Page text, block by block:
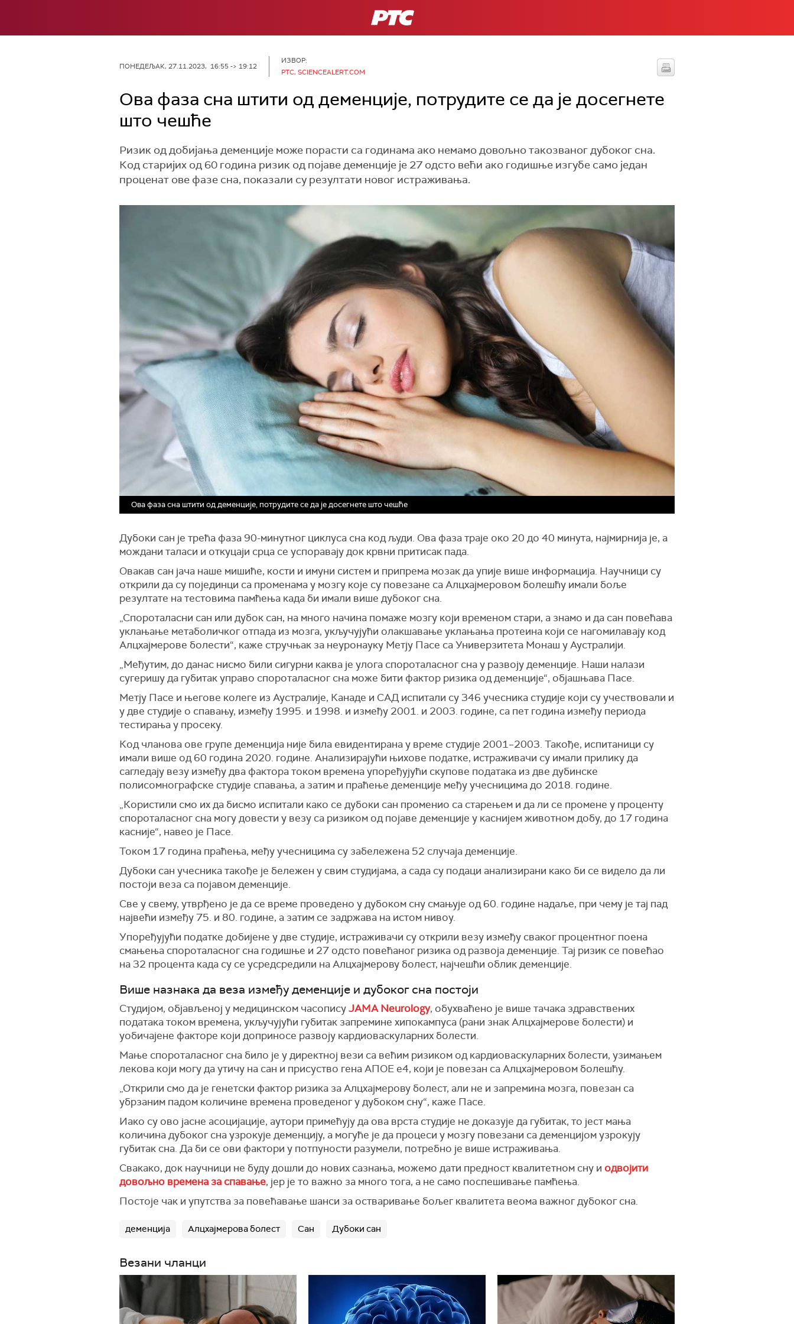
РТС
ПОНЕДЕЉАК, 27.11.2023, 16:55 -> 19:12
ИЗВОР:
РТС, SCIENCEALERT.COM
Ова фаза сна штити од деменције, потрудите се да је досегнете
што чешће
Ризик од добијања деменције може порасти са годинама ако немамо довољно такозваног дубоког сна.
Код старијих од 60 година ризик од појаве деменције је 27 одсто већи ако годишње изгубе само један
проценат ове фазе сна, показали су резултати новог истраживања.
Ова фаза сна штити од деменције, потрудите се да је досегнете што чешће
Дубоки сан је трећа фаза 90-минутног циклуса сна код људи. Ова фаза траје око 20 до 40 минута, најмирнија је, а
мождани таласи и откуцаји срца се успоравају док крвни притисак пада.
Овакав сан јача наше мишиће, кости и имуни систем и припрема мозак да упије више информација. Научници су
открили да су појединци са променама у мозгу које су повезане са Алцхајмеровом болешћу имали боље
резултате на тестовима памћења када би имали више дубоког сна.
„Спороталасни сан или дубок сан, на много начина помаже мозгу који временом стари, а знамо и да сан повећава
уклањање метаболичког отпада из мозга, укључујући олакшавање уклањања протеина који се нагомилавају код
Алцхајмерове болести“, каже стручњак за неуронауку Метју Пасе са Универзитета Монаш у Аустралији.
„Међутим, до данас нисмо били сигурни каква је улога спороталасног сна у развоју деменције. Наши налази
сугеришу да губитак управо спороталасног сна може бити фактор ризика од деменције“, објашњава Пасе.
Метју Пасе и његове колеге из Аустралије, Канаде и САД испитали су 346 учесника студије који су учествовали и
у две студије о спавању, између 1995. и 1998. и између 2001. и 2003. године, са пет година између периода
тестирања у просеку.
Код чланова ове групе деменција није била евидентирана у време студије 2001–2003. Такође, испитаници су
имали више од 60 година 2020. године. Анализирајући њихове податке, истраживачи су имали прилику да
сагледају везу између два фактора током времена упоређујући скупове података из две дубинске
полисомнографске студије спавања, а затим и праћење деменције међу учесницима до 2018. године.
„Користили смо их да бисмо испитали како се дубоки сан променио са старењем и да ли се промене у проценту
спороталасног сна могу довести у везу са ризиком од појаве деменције у каснијем животном добу, до 17 година
касније“, навео је Пасе.
Током 17 година праћења, међу учесницима су забележена 52 случаја деменције.
Дубоки сан учесника такође је бележен у свим студијама, а сада су подаци анализирани како би се видело да ли
постоји веза са појавом деменције.
Све у свему, утврђено је да се време проведено у дубоком сну смањује од 60. године надаље, при чему је тај пад
највећи између 75. и 80. године, а затим се задржава на истом нивоу.
Упоређујући податке добијене у две студије, истраживачи су открили везу између сваког процентног поена
смањења спороталасног сна годишње и 27 одсто повећаног ризика од развоја деменције. Тај ризик се повећао
на 32 процента када су се усредсредили на Алцхајмерову болест, најчешћи облик деменције.
Више назнака да веза између деменције и дубоког сна постоји
Студијом, објављеној у медицинском часописуJAMA Neurology, обухваћено je више тачака здравствених
података током времена, укључујући губитак запремине хипокампуса (рани знак Алцхајмерове болести) и
уобичајене факторе који доприносе развоју кардиоваскуларних болести.
Мање спороталасног сна било је у директној вези са већим ризиком од кардиоваскуларних болести, узимањем
лекова који могу да утичу на сан и присуство гена АПОЕ е4, који је повезан са Алцхајмеровом болешћу.
„Открили смо да је генетски фактор ризика за Алцхајмерову болест, али не и запремина мозга, повезан са
убрзаним падом количине времена проведеног у дубоком сну“, каже Пасе.
Иако су ово јасне асоцијације, аутори примећују да ова врста студије не доказује да губитак, то јест мања
количина дубоког сна узрокује деменцију, а могуће је да процеси у мозгу повезани са деменцијом узрокују
губитак сна. Да би се ови фактори у потпуности разумели, потребно је више истраживања.
Свакако, док научници не буду дошли до нових сазнања, можемо дати предност квалитетном сну и одвојити
довољно времена за спавање, јер је то важно за много тога, а не само поспешивање памћења.
Постоје чак и упутства за повећавање шанси за остваривање бољег квалитета веома важног дубоког сна.
деменција Алцхајмерова болест Сан Дубоки сан
Везани чланци